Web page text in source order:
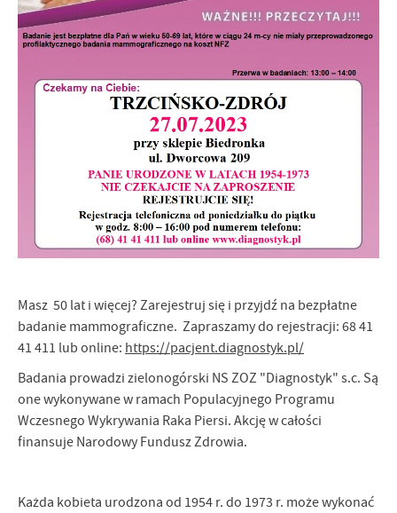
Masz 50 lat i więcej? Zarejestruj się i przyjdź na bezpłatne
badanie mammograficzne. Zapraszamy do rejestracji: 68 41
41 411 lub online: https://pacjent.diagnostyk.pl/
Badania prowadzi zielonogórski NS ZOZ "Diagnostyk" s.c. Są
one wykonywane w ramach Populacyjnego Programu
Wczesnego Wykrywania Raka Piersi. Akcję w całości
finansuje Narodowy Fundusz Zdrowia.
Każda kobieta urodzona od 1954 r. do 1973 r. może wykonać
postaci wiadomości, ofert, komunikatów mediów społecznościowych.